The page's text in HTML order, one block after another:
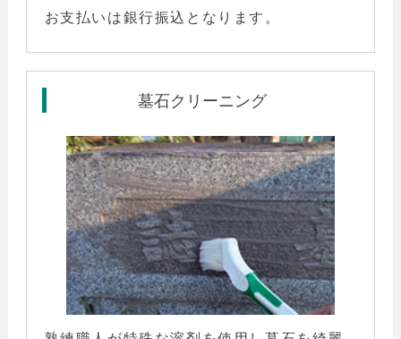
お支払いは銀行振込となります。
墓石クリーニング